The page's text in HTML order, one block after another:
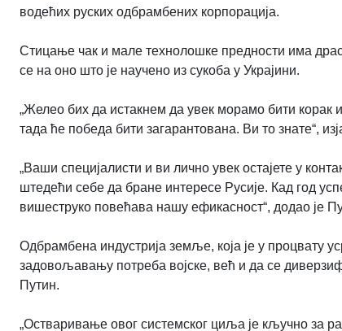
водећих руских одбрамбених корпорација.
Стицање чак и мале технолошке предности има
се на оно што је научено из сукоба у Украјини.
„Желео бих да истакнем да увек морамо бити
тада ће победа бити загарантована. Ви то знате“,
„Ваши специјалисти и ви лично увек остајете у
штедећи себе да бране интересе Русије. Кад год
вишеструко повећава нашу ефикасност“, додао је
Одбрамбена индустрија земље, која је у процвату
задовољавању потреба војске, већ и да се
Путин.
„Остваривање овог системског циља је кључно за